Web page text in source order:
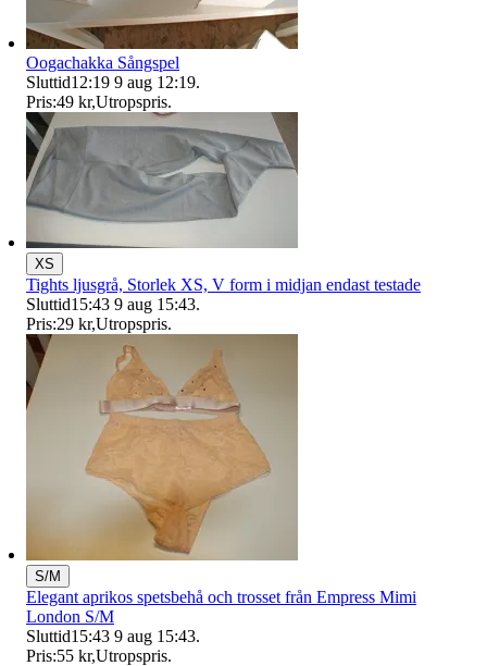
Oogachakka Sångspel
Sluttid12:19 9 aug 12:19.
Pris:49 kr,Utropspris.
XS
Tights ljusgrå, Storlek XS, V form i midjan endast testade
Sluttid15:43 9 aug 15:43.
Pris:29 kr,Utropspris.
S/M
Elegant aprikos spetsbehå och trosset från Empress Mimi
London S/M
Sluttid15:43 9 aug 15:43.
Pris:55 kr,Utropspris.